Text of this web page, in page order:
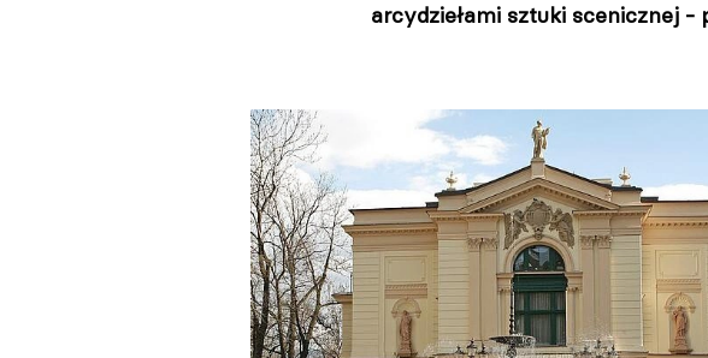
arcydziełami sztuki scenicznej -